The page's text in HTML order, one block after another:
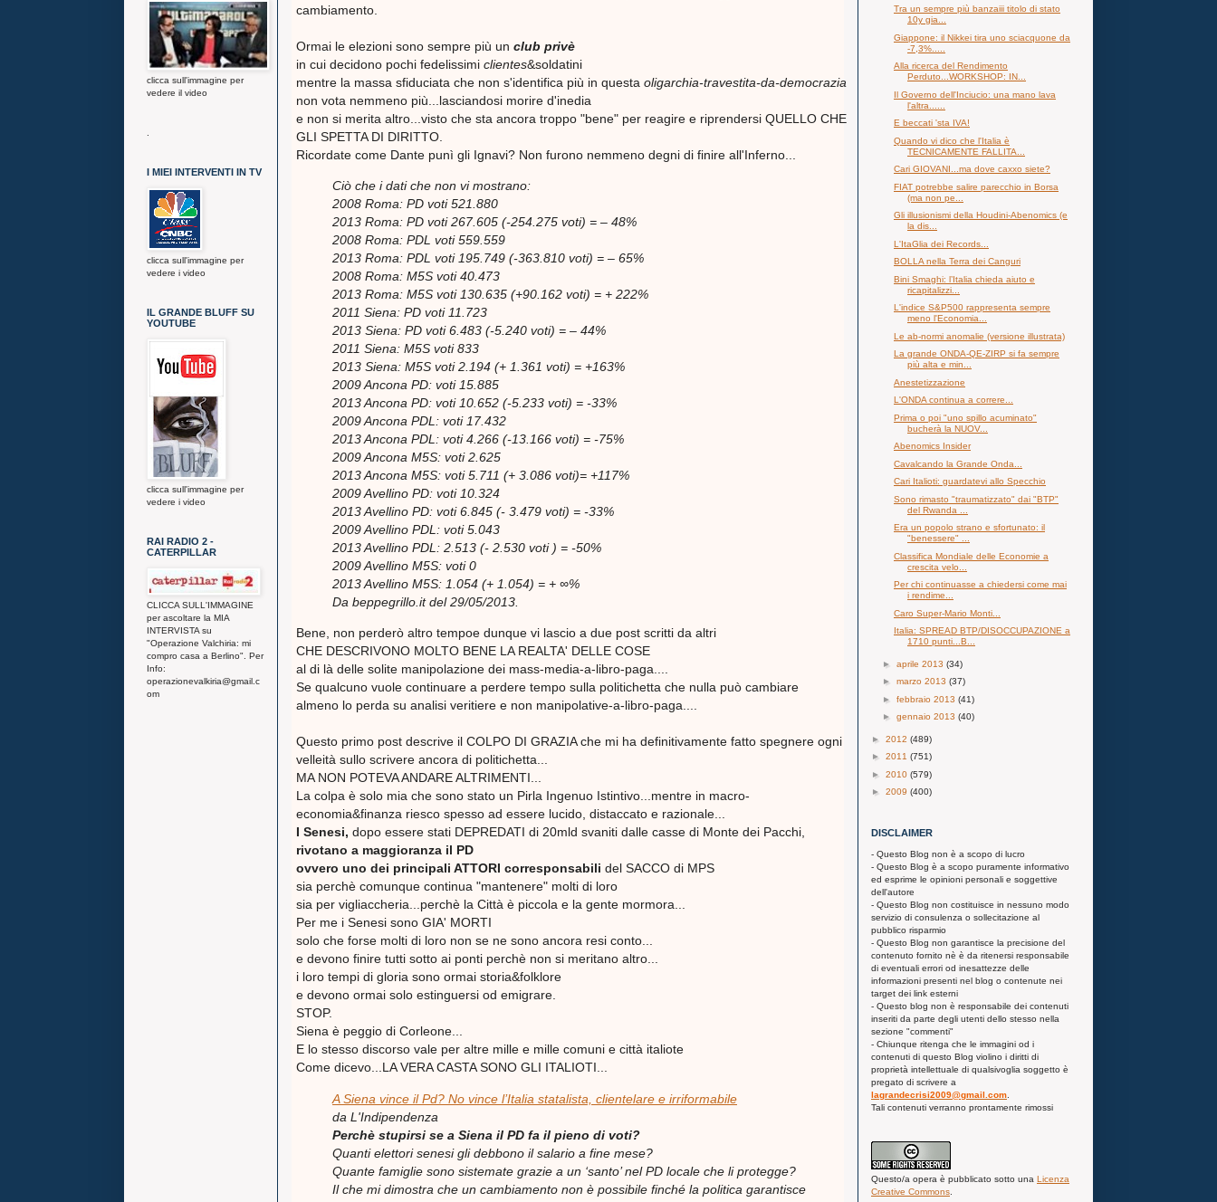
cambiamento.
Ormai le elezioni sono sempre più un club privè
in cui decidono pochi fedelissimi clientes&soldatini
mentre la massa sfiduciata che non s'identifica più in questa oligarchia-travestita-da-democrazia
non vota nemmeno più...lasciandosi morire d'inedia
e non si merita altro...visto che sta ancora troppo "bene" per reagire e riprendersi QUELLO CHE
GLI SPETTA DI DIRITTO.
Ricordate come Dante punì gli Ignavi? Non furono nemmeno degni di finire all'Inferno...
Ciò che i dati che non vi mostrano:
2008 Roma: PD voti 521.880
2013 Roma: PD voti 267.605 (-254.275 voti) = – 48%
2008 Roma: PDL voti 559.559
2013 Roma: PDL voti 195.749 (-363.810 voti) = – 65%
2008 Roma: M5S voti 40.473
2013 Roma: M5S voti 130.635 (+90.162 voti) = + 222%
2011 Siena: PD voti 11.723
2013 Siena: PD voti 6.483 (-5.240 voti) = – 44%
2011 Siena: M5S voti 833
2013 Siena: M5S voti 2.194 (+ 1.361 voti) = +163%
2009 Ancona PD: voti 15.885
2013 Ancona PD: voti 10.652 (-5.233 voti) = -33%
2009 Ancona PDL: voti 17.432
2013 Ancona PDL: voti 4.266 (-13.166 voti) = -75%
2009 Ancona M5S: voti 2.625
2013 Ancona M5S: voti 5.711 (+ 3.086 voti)= +117%
2009 Avellino PD: voti 10.324
2013 Avellino PD: voti 6.845 (- 3.479 voti) = -33%
2009 Avellino PDL: voti 5.043
2013 Avellino PDL: 2.513 (- 2.530 voti ) = -50%
2009 Avellino M5S: voti 0
2013 Avellino M5S: 1.054 (+ 1.054) = + ∞%
Da beppegrillo.it del 29/05/2013.
Bene, non perderò altro tempoe dunque vi lascio a due post scritti da altri
CHE DESCRIVONO MOLTO BENE LA REALTA' DELLE COSE
al di là delle solite manipolazione dei mass-media-a-libro-paga....
Se qualcuno vuole continuare a perdere tempo sulla politichetta che nulla può cambiare
almeno lo perda su analisi veritiere e non manipolative-a-libro-paga....
Questo primo post descrive il COLPO DI GRAZIA che mi ha definitivamente fatto spegnere ogni
velleità sullo scrivere ancora di politichetta...
MA NON POTEVA ANDARE ALTRIMENTI...
La colpa è solo mia che sono stato un Pirla Ingenuo Istintivo...mentre in macro-
economia&finanza riesco spesso ad essere lucido, distaccato e razionale...
I Senesi, dopo essere stati DEPREDATI di 20mld svaniti dalle casse di Monte dei Pacchi,
rivotano a maggioranza il PD
ovvero uno dei principali ATTORI corresponsabili del SACCO di MPS
sia perchè comunque continua "mantenere" molti di loro
sia per vigliaccheria...perchè la Città è piccola e la gente mormora...
Per me i Senesi sono GIA' MORTI
solo che forse molti di loro non se ne sono ancora resi conto...
e devono finire tutti sotto ai ponti perchè non si meritano altro...
i loro tempi di gloria sono ormai storia&folklore
e devono ormai solo estinguersi od emigrare.
STOP.
Siena è peggio di Corleone...
E lo stesso discorso vale per altre mille e mille comuni e città italiote
Come dicevo...LA VERA CASTA SONO GLI ITALIOTI...
A Siena vince il Pd? No vince l’Italia statalista, clientelare e irriformabile
da L'Indipendenza
Perchè stupirsi se a Siena il PD fa il pieno di voti?
Quanti elettori senesi gli debbono il salario a fine mese?
Quante famiglie sono sistemate grazie a un ‘santo’ nel PD locale che li protegge?
Il che mi dimostra che un cambiamento non è possibile finché la politica garantisce
clicca sull'immagine per
vedere il video
I MIEI INTERVENTI IN TV
clicca sull'immagine per
vedere i video
IL GRANDE BLUFF SU
YOUTUBE
clicca sull'immagine per
vedere i video
RAI RADIO 2 -
CATERPILLAR
CLICCA SULL'IMMAGINE
per ascoltare la MIA
INTERVISTA su
"Operazione Valchiria: mi
compro casa a Berlino". Per
Info:
operazionevalkiria@gmail.c
om
Tra un sempre più banzaiii titolo di stato
10y gia...
Giappone: il Nikkei tira uno sciacquone da
-7,3%.....
Alla ricerca del Rendimento
Perduto...WORKSHOP: IN...
Il Governo dell'Inciucio: una mano lava
l'altra......
E beccati 'sta IVA!
Quando vi dico che l'Italia è
TECNICAMENTE FALLITA...
Cari GIOVANI...ma dove caxxo siete?
FIAT potrebbe salire parecchio in Borsa
(ma non pe...
Gli illusionismi della Houdini-Abenomics (e
la dis...
L'ItaGlia dei Records...
BOLLA nella Terra dei Canguri
Bini Smaghi: l’Italia chieda aiuto e
ricapitalizzi...
L'indice S&P500 rappresenta sempre
meno l'Economia...
Le ab-normi anomalie (versione illustrata)
La grande ONDA-QE-ZIRP si fa sempre
più alta e min...
Anestetizzazione
L'ONDA continua a correre...
Prima o poi "uno spillo acuminato"
bucherà la NUOV...
Abenomics Insider
Cavalcando la Grande Onda...
Cari Italioti: guardatevi allo Specchio
Sono rimasto "traumatizzato" dai "BTP"
del Rwanda ...
Era un popolo strano e sfortunato: il
"benessere" ...
Classifica Mondiale delle Economie a
crescita velo...
Per chi continuasse a chiedersi come mai
i rendime...
Caro Super-Mario Monti...
Italia: SPREAD BTP/DISOCCUPAZIONE a
1710 punti...B...
► aprile 2013 (34)
► marzo 2013 (37)
► febbraio 2013 (41)
► gennaio 2013 (40)
► 2012 (489)
► 2011 (751)
► 2010 (579)
► 2009 (400)
DISCLAIMER
- Questo Blog non è a scopo di lucro
- Questo Blog è a scopo puramente informativo
ed esprime le opinioni personali e soggettive
dell'autore
- Questo Blog non costituisce in nessuno modo
servizio di consulenza o sollecitazione al
pubblico risparmio
- Questo Blog non garantisce la precisione del
contenuto fornito nè è da ritenersi responsabile
di eventuali errori od inesattezze delle
informazioni presenti nel blog o contenute nei
target dei link esterni
- Questo blog non è responsabile dei contenuti
inseriti da parte degli utenti dello stesso nella
sezione "commenti"
- Chiunque ritenga che le immagini od i
contenuti di questo Blog violino i diritti di
proprietà intellettuale di qualsivoglia soggetto è
pregato di scrivere a
lagrandecrisi2009@gmail.com
Tali contenuti verranno prontamente rimossi
Questo/a opera è pubblicato sotto una Licenza
Creative Commons